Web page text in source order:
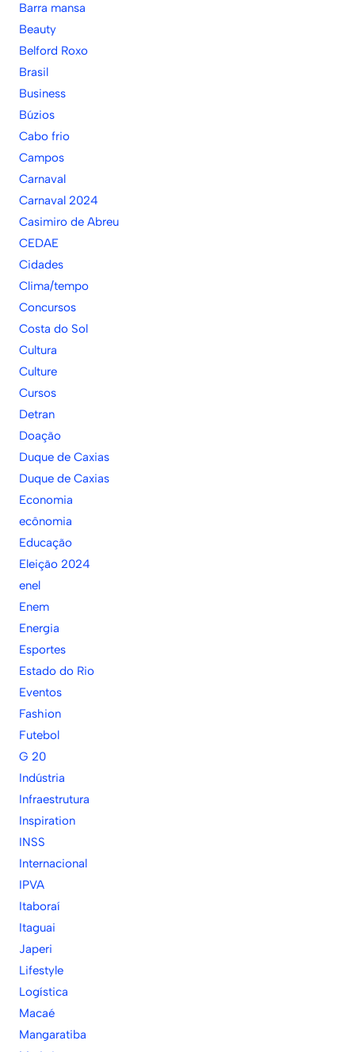
Barra mansa
Beauty
Belford Roxo
Brasil
Business
Búzios
Cabo frio
Campos
Carnaval
Carnaval 2024
Casimiro de Abreu
CEDAE
Cidades
Clima/tempo
Concursos
Costa do Sol
Cultura
Culture
Cursos
Detran
Doação
Duque de Caxias
Duque de Caxias
Economia
ecônomia
Educação
Eleição 2024
enel
Enem
Energia
Esportes
Estado do Rio
Eventos
Fashion
Futebol
G 20
Indústria
Infraestrutura
Inspiration
INSS
Internacional
IPVA
Itaboraí
Itaguai
Japeri
Lifestyle
Logística
Macaé
Mangaratiba